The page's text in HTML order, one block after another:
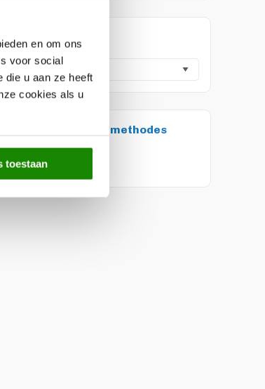
en om ons
voor social
die u aan ze heeft
cookies als u
toestaan
de volgende betaalmethodes